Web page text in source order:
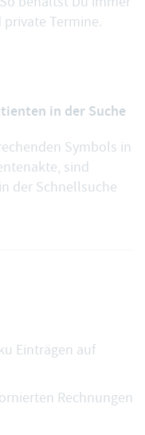
Termine.
in der Suche
Symbols in
sind
der Schnellsuche
Einträgen auf
Rechnungen